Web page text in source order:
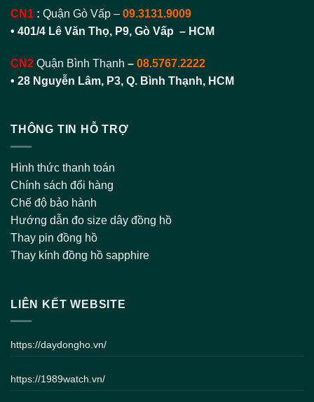
CN1 : Quận Gò Vấp – 09.3131.9009
• 401/4 Lê Văn Thọ, P9, Gò Vấp – HCM
CN2 Quận Bình Thạnh – 08.5767.2222
• 28 Nguyễn Lâm, P3, Q. Bình Thạnh, HCM
THÔNG TIN HỖ TRỢ
Hình thức thanh toán
Chính sách đổi hàng
Chế độ bảo hành
Hướng dẫn đo size dây đồng hồ
Thay pin đồng hồ
Thay kính đồng hồ sapphire
LIÊN KẾT WEBSITE
https://daydongho.vn/
https://1989watch.vn/